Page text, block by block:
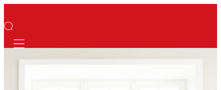
Mobile navigation